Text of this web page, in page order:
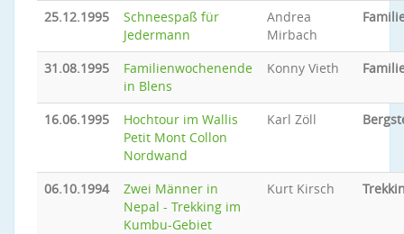
25.12.1995
Schneespaß für
Jedermann
Andrea
Mirbach
31.08.1995
Familienwochenende
in Blens
Konny Vieth
16.06.1995
Hochtour im Wallis
Petit Mont Collon
Nordwand
Karl Zöll
06.10.1994
Zwei Männer in
Nepal - Trekking im
Kumbu-Gebiet
Kurt Kirsch